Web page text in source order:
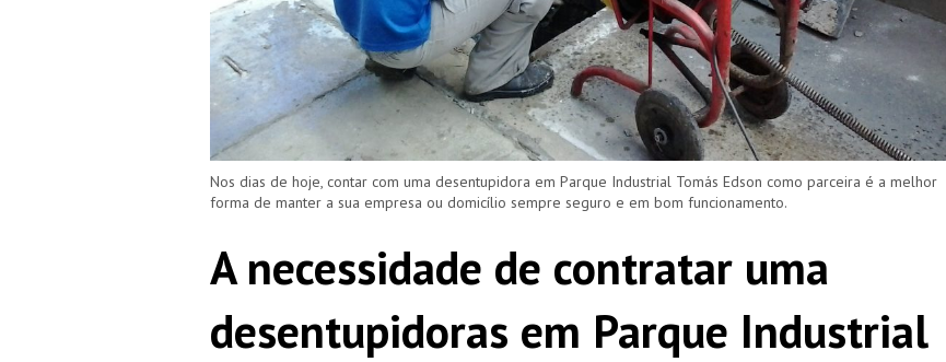
Nos dias de hoje, contar com uma desentupidora em Parque Industrial Tomás Edson como parceira é a melhor
forma de manter a sua empresa ou domicílio sempre seguro e em bom funcionamento.
A necessidade de contratar uma
desentupidoras em Parque Industrial